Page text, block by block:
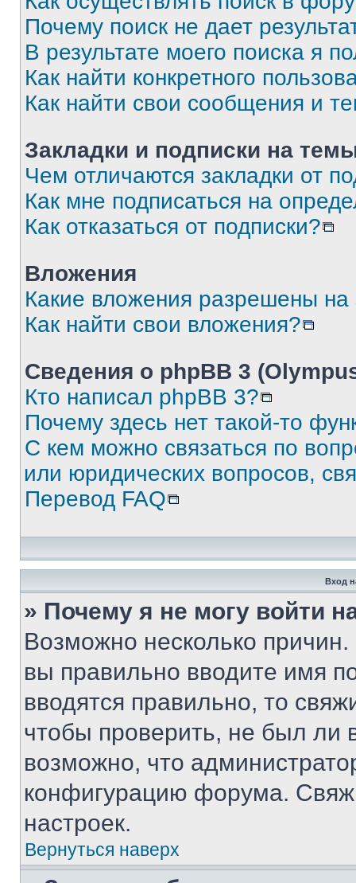
Почему поиск не дает
В результате моего поиска я
Как найти конкретного
Как найти свои сообщения и
Закладки и подписки на
Чем отличаются закладки от
Как мне подписаться на
Как отказаться от подписки?
Вложения
Какие вложения разрешены
Как найти свои вложения?
Сведения о phpBB 3
Кто написал phpBB 3?
Почему здесь нет такой-то
С кем можно связаться по
или юридических вопросов,
Перевод FAQ
Вход
» Почему я не могу войти
Возможно несколько
вы правильно вводите имя
вводятся правильно, то
чтобы проверить, не был ли
возможно, что
конфигурацию форума.
настроек.
Вернуться наверх